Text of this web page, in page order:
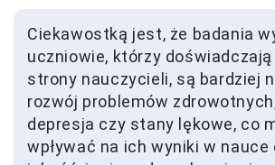
Ciekawostką jest, że badania
uczniowie, którzy doświadczają
strony nauczycieli, są bardziej
rozwój problemów
depresja czy stany lękowe, co
wpływać na ich wyniki w nauce